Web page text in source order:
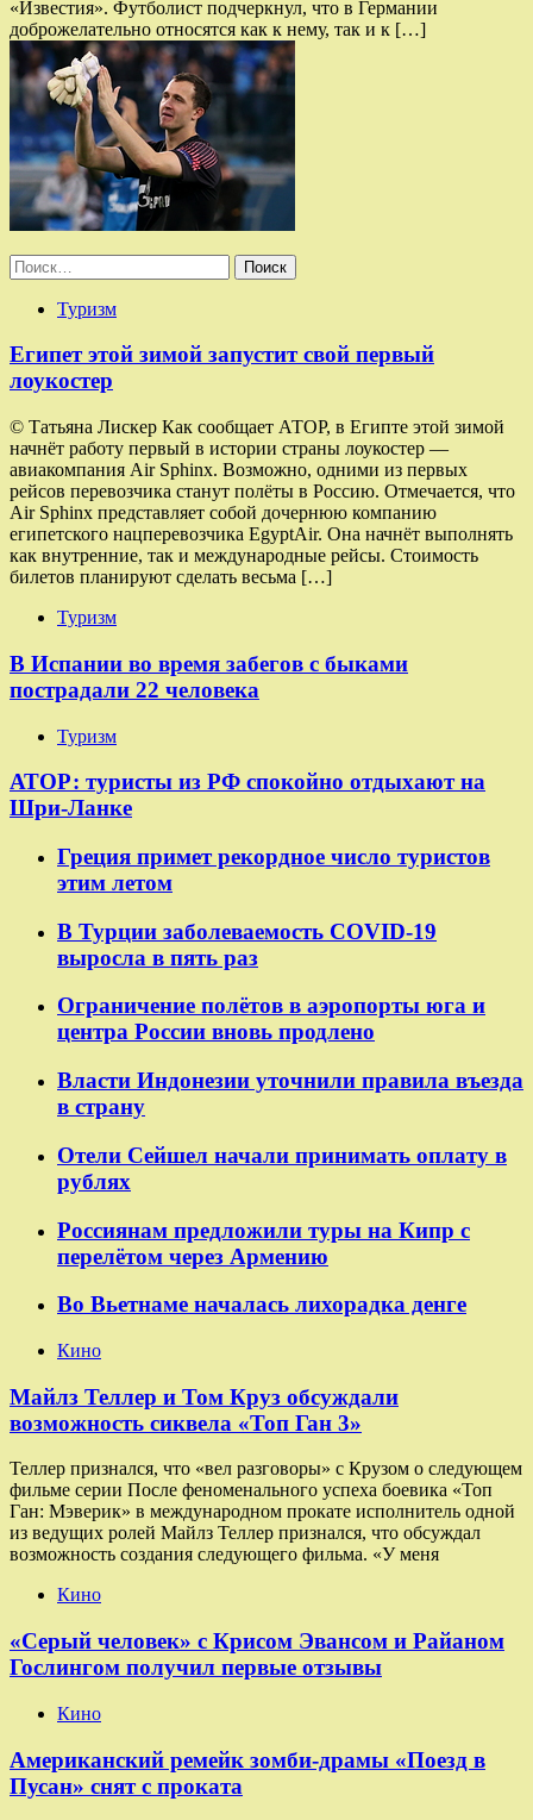
«Известия». Футболист подчеркнул, что в Германии
доброжелательно относятся как к нему, так и к […]
Найти:
Туризм
Египет этой зимой запустит свой первый
лоукостер
© Татьяна Лискер Как сообщает АТОР, в Египте этой зимой
начнёт работу первый в истории страны лоукостер —
авиакомпания Air Sphinx. Возможно, одними из первых
рейсов перевозчика станут полёты в Россию. Отмечается, что
Air Sphinx представляет собой дочернюю компанию
египетского нацперевозчика EgyptAir. Она начнёт выполнять
как внутренние, так и международные рейсы. Стоимость
билетов планируют сделать весьма […]
Туризм
В Испании во время забегов с быками
пострадали 22 человека
Туризм
АТОР: туристы из РФ спокойно отдыхают на
Шри-Ланке
Греция примет рекордное число туристов
этим летом
В Турции заболеваемость COVID-19
выросла в пять раз
Ограничение полётов в аэропорты юга и
центра России вновь продлено
Власти Индонезии уточнили правила въезда
в страну
Отели Сейшел начали принимать оплату в
рублях
Россиянам предложили туры на Кипр с
перелётом через Армению
Во Вьетнаме началась лихорадка денге
Кино
Майлз Теллер и Том Круз обсуждали
возможность сиквела «Топ Ган 3»
Теллер признался, что «вел разговоры» с Крузом о следующем
фильме серии После феноменального успеха боевика «Топ
Ган: Мэверик» в международном прокате исполнитель одной
из ведущих ролей Майлз Теллер признался, что обсуждал
возможность создания следующего фильма. «У меня
Кино
«Серый человек» с Крисом Эвансом и Райаном
Гослингом получил первые отзывы
Кино
Американский ремейк зомби-драмы «Поезд в
Пусан» снят с проката